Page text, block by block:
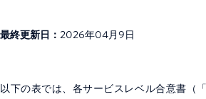
最終更新日： 2026年04月9日
以下の表では、各サービスレベル合意書（「